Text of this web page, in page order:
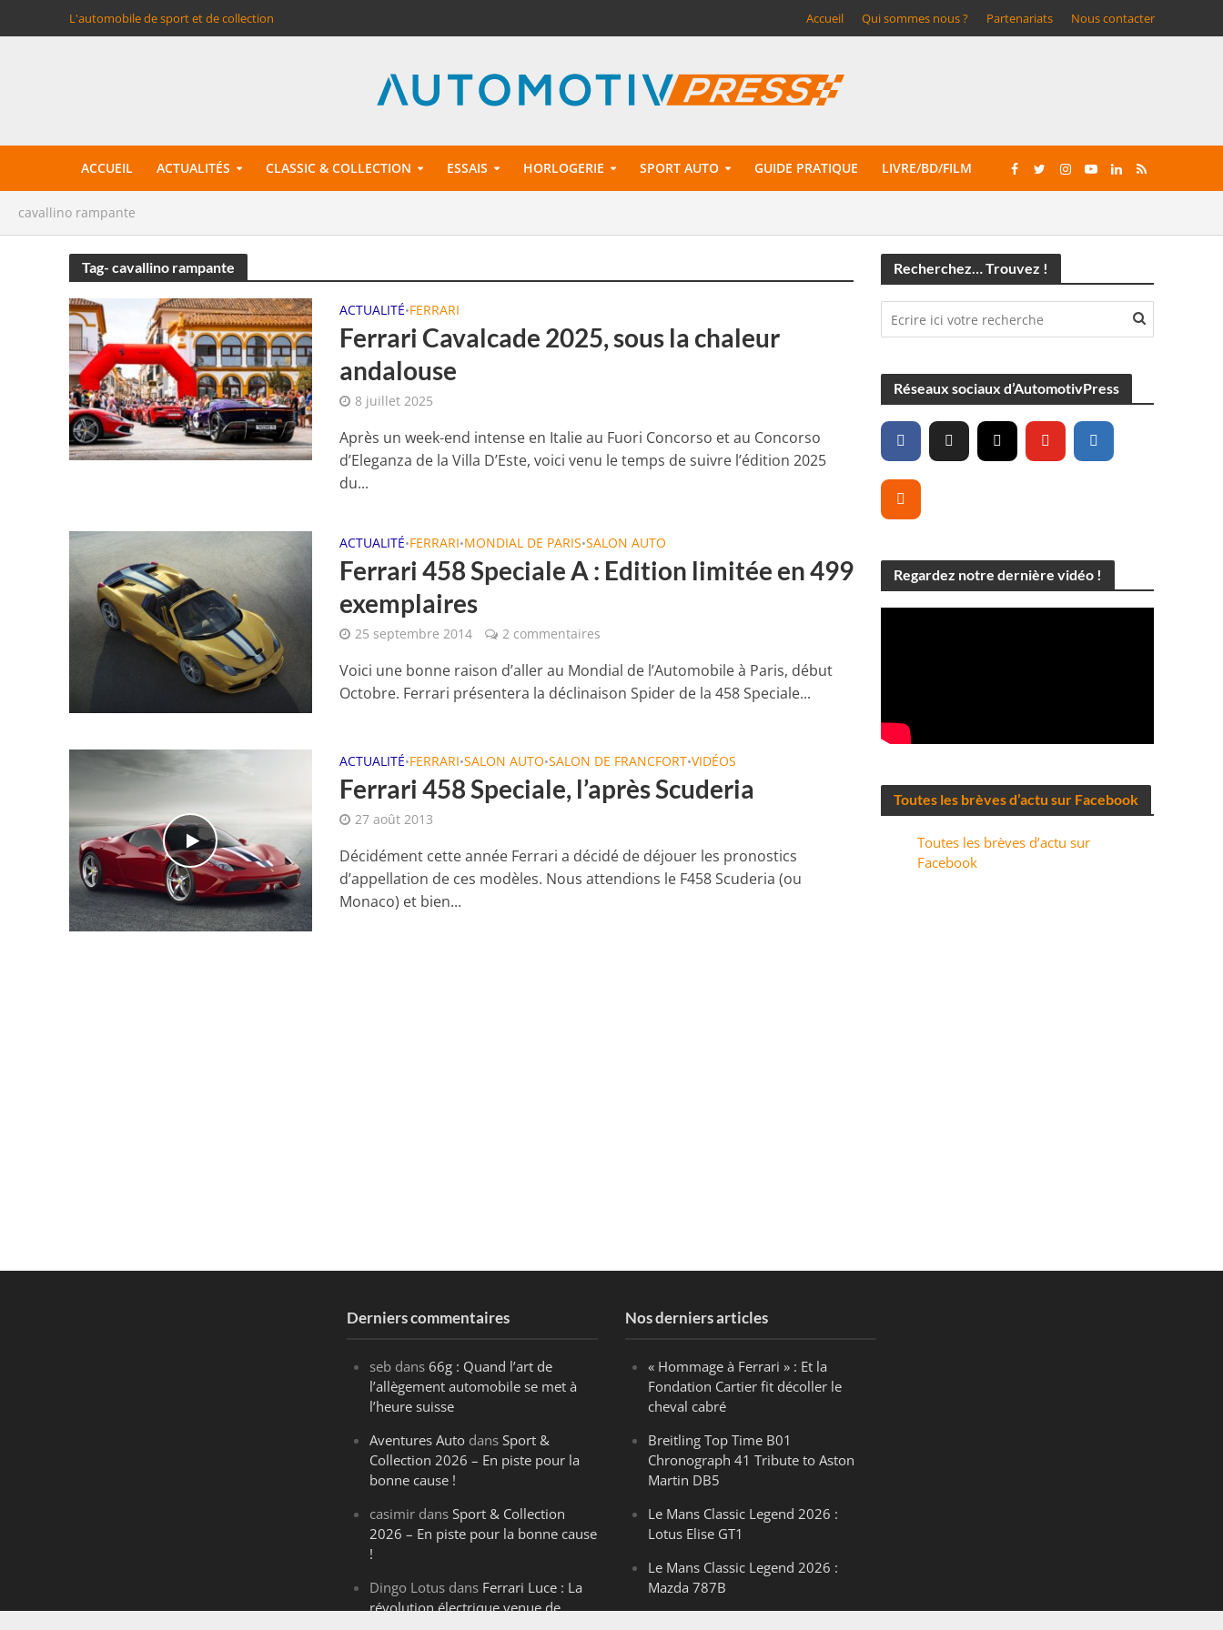
L'automobile de sport et de collection Accueil Qui sommes nous ? Partenariats Nous contacter
ACCUEIL ACTUALITÉS CLASSIC & COLLECTION ESSAIS HORLOGERIE SPORT AUTO GUIDE PRATIQUE LIVRE/BD/FILM
cavallino rampante
Tag- cavallino rampante
ACTUALITÉ•FERRARI
Ferrari Cavalcade 2025, sous la chaleur
andalouse
8 juillet 2025
Après un week-end intense en Italie au Fuori Concorso et au Concorso
d’Eleganza de la Villa D’Este, voici venu le temps de suivre l’édition 2025
du...
ACTUALITÉ•FERRARI•MONDIAL DE PARIS•SALON AUTO
Ferrari 458 Speciale A : Edition limitée en 499
exemplaires
25 septembre 2014 2 commentaires
Voici une bonne raison d’aller au Mondial de l’Automobile à Paris, début
Octobre. Ferrari présentera la déclinaison Spider de la 458 Speciale...
ACTUALITÉ•FERRARI•SALON AUTO•SALON DE FRANCFORT•VIDÉOS
Ferrari 458 Speciale, l’après Scuderia
27 août 2013
Décidément cette année Ferrari a décidé de déjouer les pronostics
d’appellation de ces modèles. Nous attendions le F458 Scuderia (ou
Monaco) et bien...
Recherchez… Trouvez !
Réseaux sociaux d’AutomotivPress
Regardez notre dernière vidéo !
Toutes les brèves d’actu sur Facebook
Toutes les brèves d’actu sur
Facebook
Derniers commentaires
seb dans66g : Quand l’art de
l’allègement automobile se met à
l’heure suisse
Aventures Auto dansSport &
Collection 2026 – En piste pour la
bonne cause !
casimir dansSport & Collection
2026 – En piste pour la bonne cause
!
Dingo Lotus dans Ferrari Luce : La
révolution électrique venue de
Nos derniers articles
« Hommage à Ferrari » : Et la
Fondation Cartier fit décoller le
cheval cabré
Breitling Top Time B01
Chronograph 41 Tribute to Aston
Martin DB5
Le Mans Classic Legend 2026 :
Lotus Elise GT1
Le Mans Classic Legend 2026 :
Mazda 787B